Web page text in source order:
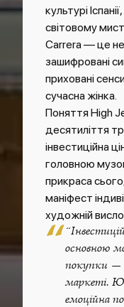
культурі
світовому
Carrera — це
зашифровані
приховані
сучасна жінка.
Поняття High
десятиліття
інвестиційна
головною
прикраса
маніфест
художній
“основною
покупки —
маркеті.
емоційна